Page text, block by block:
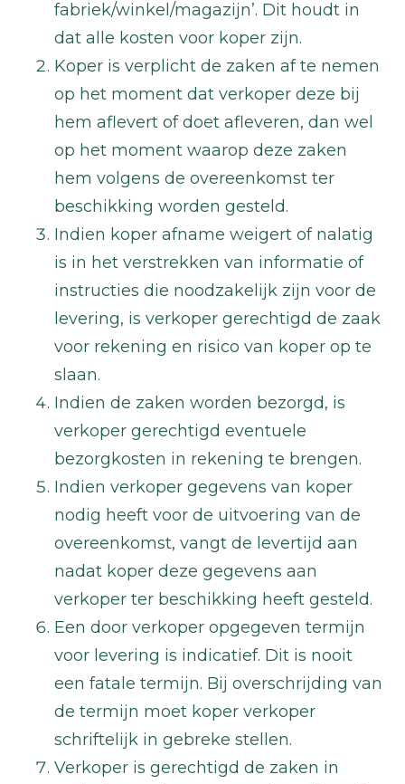
fabriek/winkel/magazijn’. Dit houdt in
dat alle kosten voor koper zijn.
Koper is verplicht de zaken af te nemen
op het moment dat verkoper deze bij
hem aflevert of doet afleveren, dan wel
op het moment waarop deze zaken
hem volgens de overeenkomst ter
beschikking worden gesteld.
Indien koper afname weigert of nalatig
is in het verstrekken van informatie of
instructies die noodzakelijk zijn voor de
levering, is verkoper gerechtigd de zaak
voor rekening en risico van koper op te
slaan.
Indien de zaken worden bezorgd, is
verkoper gerechtigd eventuele
bezorgkosten in rekening te brengen.
Indien verkoper gegevens van koper
nodig heeft voor de uitvoering van de
overeenkomst, vangt de levertijd aan
nadat koper deze gegevens aan
verkoper ter beschikking heeft gesteld.
Een door verkoper opgegeven termijn
voor levering is indicatief. Dit is nooit
een fatale termijn. Bij overschrijding van
de termijn moet koper verkoper
schriftelijk in gebreke stellen.
Verkoper is gerechtigd de zaken in